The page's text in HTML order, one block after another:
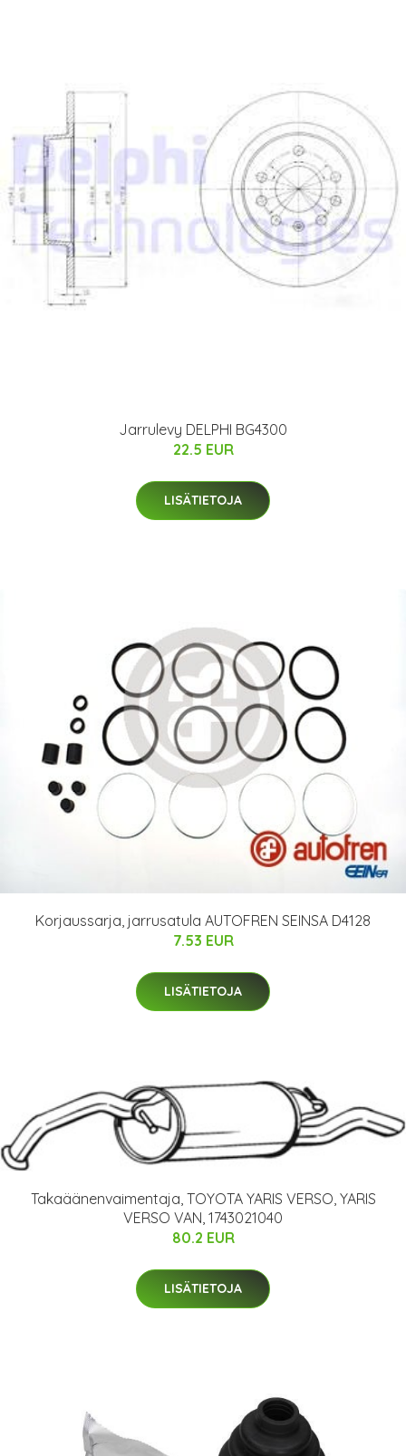
Jarrulevy DELPHI BG4300
22.5 EUR
LISÄTIETOJA
Korjaussarja, jarrusatula AUTOFREN SEINSA D4128
7.53 EUR
LISÄTIETOJA
Takaäänenvaimentaja, TOYOTA YARIS VERSO, YARIS
VERSO VAN, 1743021040
80.2 EUR
LISÄTIETOJA